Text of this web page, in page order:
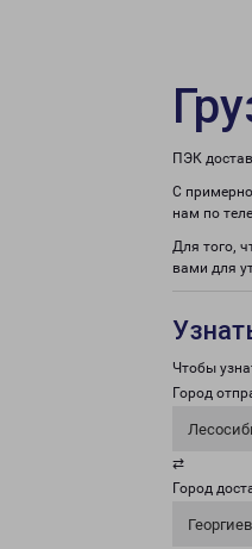
ПЭК
С
нам по
Для того,
вами для
Чтобы
Город
⇄
Город